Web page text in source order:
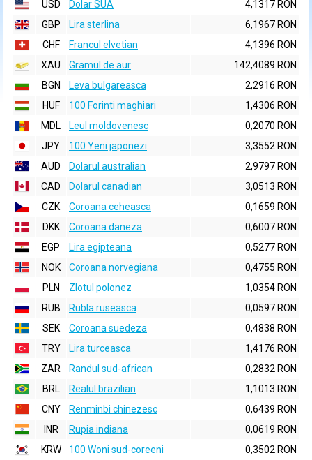
USD
Dolar SUA
4,1317 RON
GBP
Lira sterlina
6,1967 RON
CHF
Francul elvetian
4,1396 RON
XAU
Gramul de aur
142,4089 RON
BGN
Leva bulgareasca
2,2916 RON
HUF
100 Forinti maghiari
1,4306 RON
MDL
Leul moldovenesc
0,2070 RON
JPY
100 Yeni japonezi
3,3552 RON
AUD
Dolarul australian
2,9797 RON
CAD
Dolarul canadian
3,0513 RON
CZK
Coroana ceheasca
0,1659 RON
DKK
Coroana daneza
0,6007 RON
EGP
Lira egipteana
0,5277 RON
NOK
Coroana norvegiana
0,4755 RON
PLN
Zlotul polonez
1,0354 RON
RUB
Rubla ruseasca
0,0597 RON
SEK
Coroana suedeza
0,4838 RON
TRY
Lira turceasca
1,4176 RON
ZAR
Randul sud-african
0,2832 RON
BRL
Realul brazilian
1,1013 RON
CNY
Renminbi chinezesc
0,6439 RON
INR
Rupia indiana
0,0619 RON
KRW
100 Woni sud-coreeni
0,3502 RON